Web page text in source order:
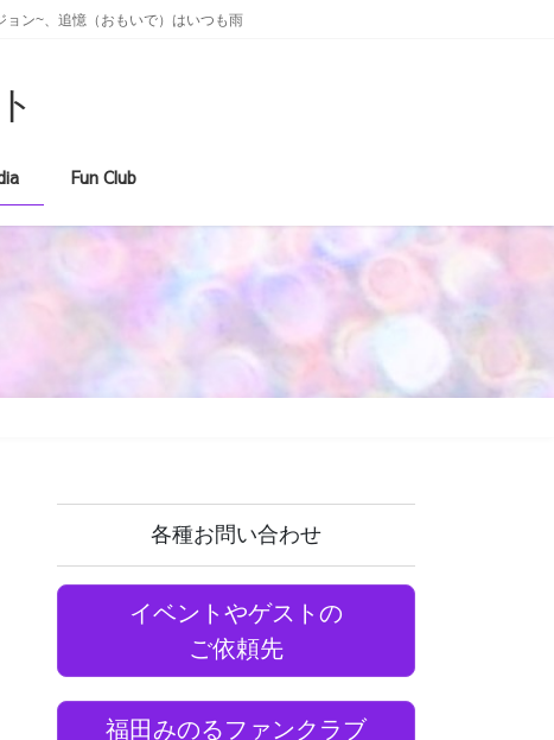
ン~、追憶（おもいで）はいつも雨
Fun Club
各種お問い合わせ
イベントやゲストの
ご依頼先
福田みのるファンクラブ